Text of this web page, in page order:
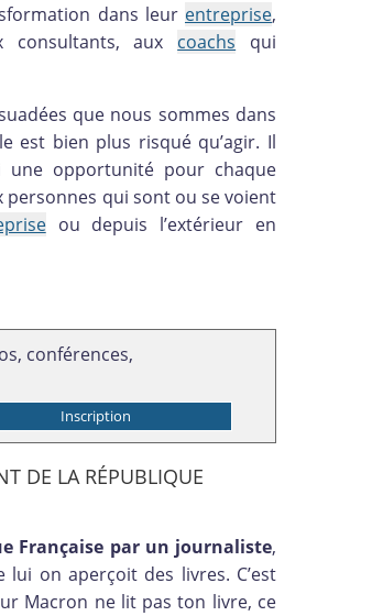
dans leur entreprise,
consultants, aux coachs qui
que nous sommes dans
est bien plus risqué qu’agir. Il
une opportunité pour chaque
personnes qui sont ou se voient
ou depuis l’extérieur en
conférences,
DE LA RÉPUBLIQUE
Française par un journaliste,
lui on aperçoit des livres. C’est
Macron ne lit pas ton livre, ce